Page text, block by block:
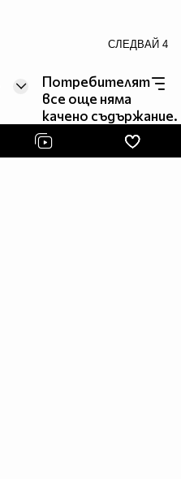
СЛЕДВАЙ 4
Потребителят
все още няма
качено съдържание.